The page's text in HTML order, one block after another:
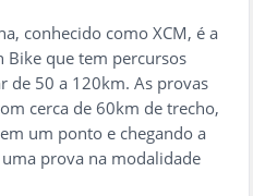
conhecido como XCM, é a
que tem percursos
de 50 a 120km. As provas
cerca de 60km de trecho,
um ponto e chegando a
prova na modalidade